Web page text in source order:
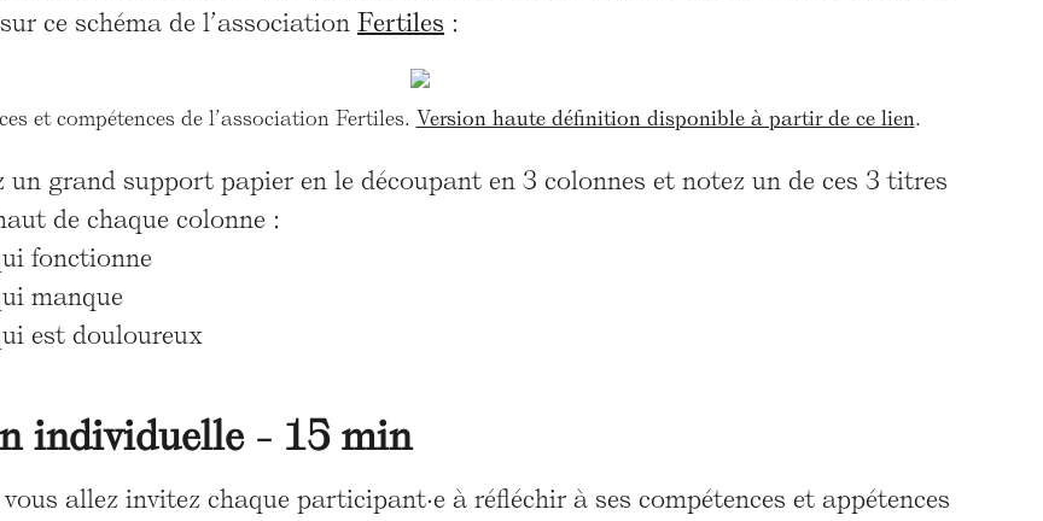
ce schéma de l’association Fertiles :
et compétences de l’association Fertiles. Version haute définition disponible à partir de ce lien.
un grand support papier en le découpant en 3 colonnes et notez un de ces 3 titres
de chaque colonne :
fonctionne
manque
est douloureux
individuelle - 15 min
allez invitez chaque participant·e à réfléchir à ses compétences et appétences